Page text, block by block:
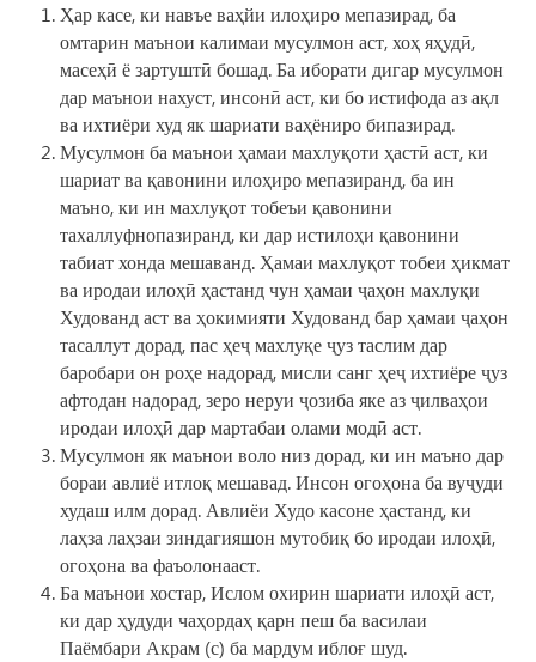
Ҳар касе, ки навъе ваҳйи илоҳиро мепазирад, ба
омтарин маънои калимаи мусулмон аст, хоҳ яҳудӣ,
масеҳӣ ё зартуштӣ бошад. Ба иборати дигар мусулмон
дар маънои нахуст, инсонӣ аст, ки бо истифода аз ақл
ва ихтиёри худ як шариати ваҳёниро бипазирад.
Мусулмон ба маънои ҳамаи махлуқоти ҳастӣ аст, ки
шариат ва қавонини илоҳиро мепазиранд, ба ин
маъно, ки ин махлуқот тобеъи қавонини
тахаллуфнопазиранд, ки дар истилоҳи қавонини
табиат хонда мешаванд. Ҳамаи махлуқот тобеи ҳикмат
ва иродаи илоҳӣ ҳастанд чун ҳамаи ҷаҳон махлуқи
Худованд аст ва ҳокимияти Худованд бар ҳамаи ҷаҳон
тасаллут дорад, пас ҳеҷ махлуқе ҷуз таслим дар
баробари он роҳе надорад, мисли санг ҳеҷ ихтиёре ҷуз
афтодан надорад, зеро неруи ҷозиба яке аз ҷилваҳои
иродаи илоҳӣ дар мартабаи олами модӣ аст.
Мусулмон як маънои воло низ дорад, ки ин маъно дар
бораи авлиё итлоқ мешавад. Инсон огоҳона ба вуҷуди
худаш илм дорад. Авлиёи Худо касоне ҳастанд, ки
лаҳза лаҳзаи зиндагияшон мутобиқ бо иродаи илоҳӣ,
огоҳона ва фаъолонааст.
Ба маънои хостар, Ислом охирин шариати илоҳӣ аст,
ки дар ҳудуди чаҳордаҳ қарн пеш ба василаи
Паёмбари Акрам (с) ба мардум иблоғ шуд.